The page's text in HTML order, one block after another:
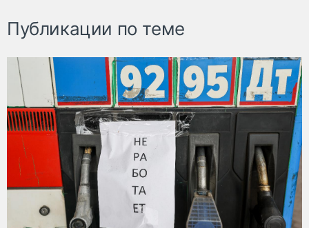
Публикации по теме